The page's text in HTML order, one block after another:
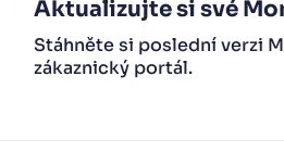
Aktualizujte si své
Stáhněte si poslední verzi
zákaznický portál.